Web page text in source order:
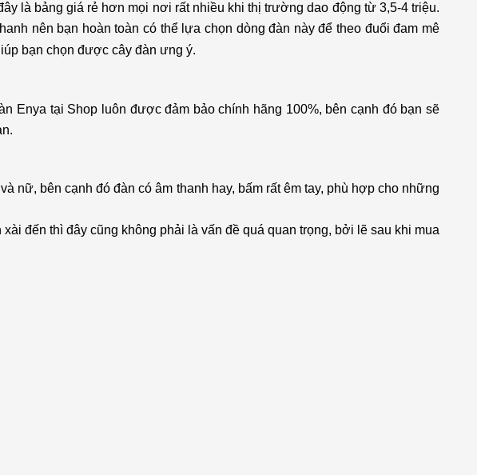
là bảng giá rẻ hơn mọi nơi rất nhiều khi thị trường dao động từ 3,5-4 triệu.
nên bạn hoàn toàn có thể lựa chọn dòng đàn này để theo đuổi đam mê
bạn chọn được cây đàn ưng ý.
Enya tại Shop luôn được đảm bảo chính hãng 100%, bên cạnh đó bạn sẽ
nữ, bên cạnh đó đàn có âm thanh hay, bấm rất êm tay, phù hợp cho những
đến thì đây cũng không phải là vấn đề quá quan trọng, bởi lẽ sau khi mua